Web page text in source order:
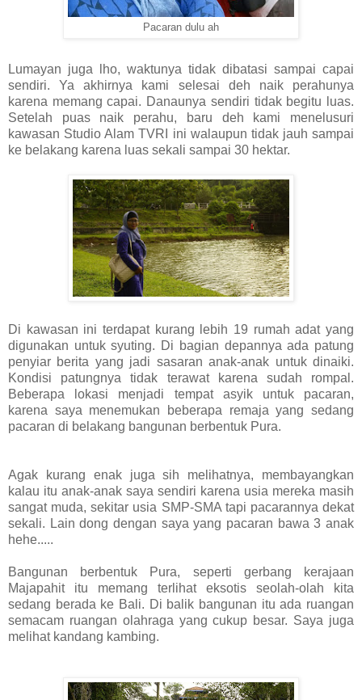
Pacaran dulu ah
Lumayan juga lho, waktunya tidak dibatasi sampai capai
sendiri. Ya akhirnya kami selesai deh naik perahunya
karena memang capai. Danaunya sendiri tidak begitu luas.
Setelah puas naik perahu, baru deh kami menelusuri
kawasan Studio Alam TVRI ini walaupun tidak jauh sampai
ke belakang karena luas sekali sampai 30 hektar.
Di kawasan ini terdapat kurang lebih 19 rumah adat yang
digunakan untuk syuting. Di bagian depannya ada patung
penyiar berita yang jadi sasaran anak-anak untuk dinaiki.
Kondisi patungnya tidak terawat karena sudah rompal.
Beberapa lokasi menjadi tempat asyik untuk pacaran,
karena saya menemukan beberapa remaja yang sedang
pacaran di belakang bangunan berbentuk Pura.
Agak kurang enak juga sih melihatnya, membayangkan
kalau itu anak-anak saya sendiri karena usia mereka masih
sangat muda, sekitar usia SMP-SMA tapi pacarannya dekat
sekali. Lain dong dengan saya yang pacaran bawa 3 anak
hehe.....
Bangunan berbentuk Pura, seperti gerbang kerajaan
Majapahit itu memang terlihat eksotis seolah-olah kita
sedang berada ke Bali. Di balik bangunan itu ada ruangan
semacam ruangan olahraga yang cukup besar. Saya juga
melihat kandang kambing.